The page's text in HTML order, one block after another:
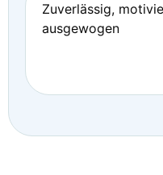
Zuverlässig,
ausgewogen